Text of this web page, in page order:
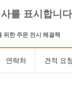
를 표시합니다
위한 주문 전시 해결책
연락처 견적 요청